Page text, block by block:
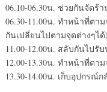
06.10-06.30น. ช่วยกันจัดร้า
06.30-11.00น. ทำหน้าที่ต
กันเปลี่ยนไปตามจุดต่างๆได้)
11.00-12.00น. สลับกันไปรั
12.00-13.30น. ทำหน้าที่ตา
13.30-14.00น. เก็บอุปกรณ์